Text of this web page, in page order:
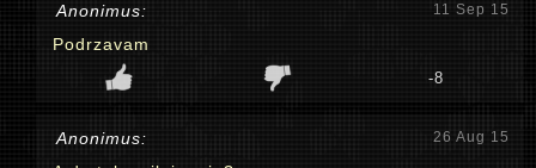
Anonimus: 11 Sep 15
Podrzavam
-8
Anonimus: 26 Aug 15